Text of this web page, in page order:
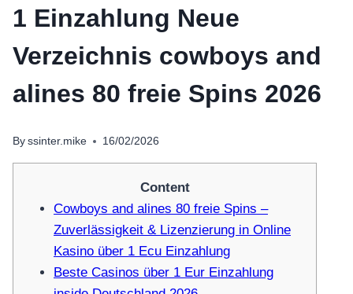
สินค้าตามแบรนด์
1 Einzahlung Neue
Verzeichnis cowboys and
alines 80 freie Spins 2026
By ssinter.mike 16/02/2026
Content
Cowboys and alines 80 freie Spins –
Zuverlässigkeit & Lizenzierung in Online
Kasino über 1 Ecu Einzahlung
Beste Casinos über 1 Eur Einzahlung